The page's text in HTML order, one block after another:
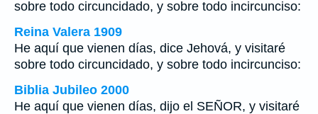
sobre todo circuncidado, y sobre todo incircunciso:
Reina Valera 1909
He aquí que vienen días, dice Jehová, y visitaré
sobre todo circuncidado, y sobre todo incircunciso:
Biblia Jubileo 2000
He aquí que vienen días, dijo el SEÑOR, y visitaré